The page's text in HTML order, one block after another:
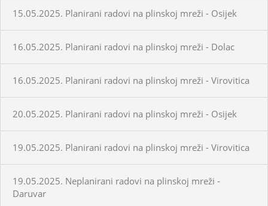
15.05.2025. Planirani radovi na plinskoj mreži - Osijek
16.05.2025. Planirani radovi na plinskoj mreži - Dolac
16.05.2025. Planirani radovi na plinskoj mreži - Virovitica
20.05.2025. Planirani radovi na plinskoj mreži - Osijek
19.05.2025. Planirani radovi na plinskoj mreži - Virovitica
19.05.2025. Neplanirani radovi na plinskoj mreži -
Daruvar